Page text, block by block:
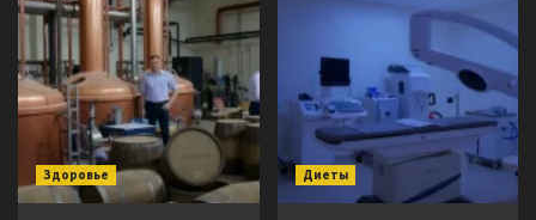
Здоровье Диеты